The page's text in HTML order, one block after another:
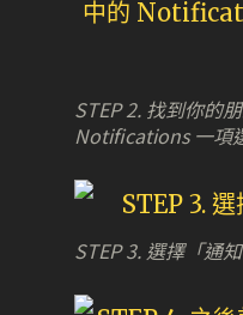
STEP 2. 找到你的
Notifications 一項
STEP 3. 選擇「通